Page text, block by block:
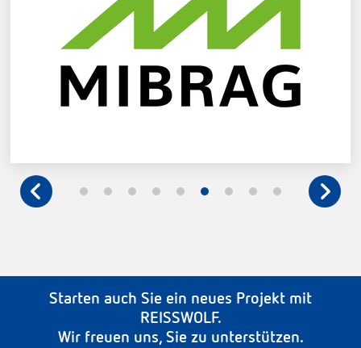
Mitteldeutsche Braunkohlengesellschaft mbH
Mehr erfahren
Starten auch Sie ein neues Projekt mit
REISSWOLF.
Wir freuen uns, Sie zu unterstützen.